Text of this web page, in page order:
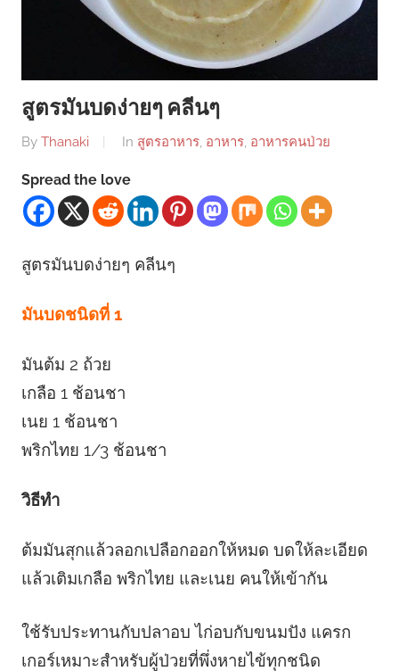
สูตรมันบดง่ายๆ คลีนๆ
By Thanaki In สูตรอาหาร, อาหาร, อาหารคนป่วย
Spread the love
สูตรมันบดง่ายๆ คลีนๆ
มันบดชนิดที่ 1
มันต้ม 2 ถ้วย
เกลือ 1 ช้อนชา
เนย 1 ช้อนชา
พริกไทย 1/3 ช้อนชา
วิธีทำ
ต้มมันสุกแล้วลอกเปลือกออกให้หมด บดให้ละเอียด
แล้วเติมเกลือ พริกไทย และเนย คนให้เข้ากัน
ใช้รับประทานกับปลาอบ ไก่อบกับขนมปัง แครก
เกอร์เหมาะสําหรับผู้ป่วยที่พึ่งหายไข้ทุกชนิด